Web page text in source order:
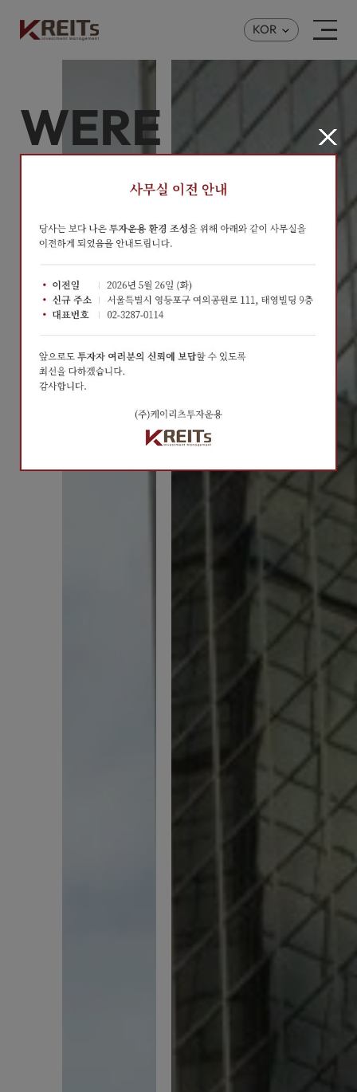
KOR
WE’RE
INSIGHTED
EXPERTS
한 발 앞선 Insight로 부동산금융시장을 선도합니다.